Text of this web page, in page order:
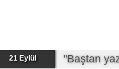
21 Eylül "Baştan